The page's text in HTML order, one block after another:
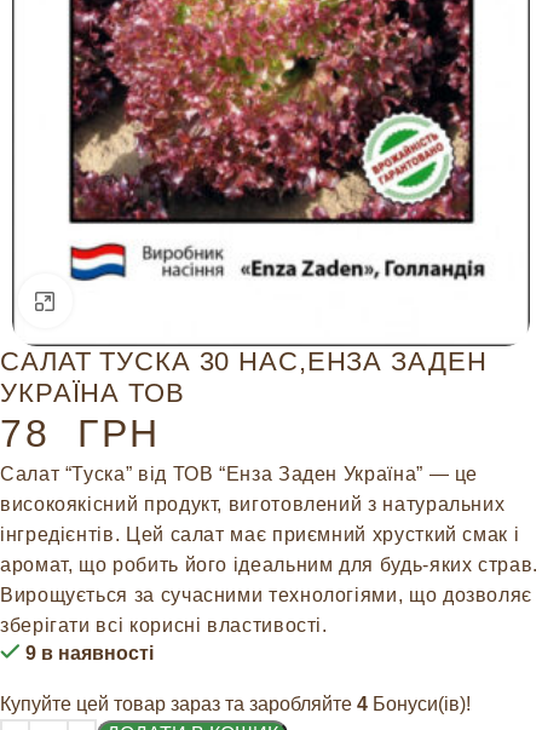
САЛАТ ТУСКА 30 НАС,ЕНЗА ЗАДЕН
УКРАЇНА ТОВ
78 ГРН
Салат “Туска” від ТОВ “Енза Заден Україна” — це
високоякісний продукт, виготовлений з натуральних
інгредієнтів. Цей салат має приємний хрусткий смак і
аромат, що робить його ідеальним для будь-яких страв.
Вирощується за сучасними технологіями, що дозволяє
зберігати всі корисні властивості.
9 в наявності
Купуйте цей товар зараз та заробляйте 4 Бонуси(ів)!